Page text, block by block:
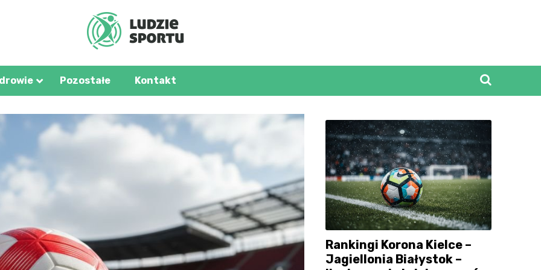
Pozostałe Kontakt
Rankingi Korona Kielce –
Jagiellonia Białystok –